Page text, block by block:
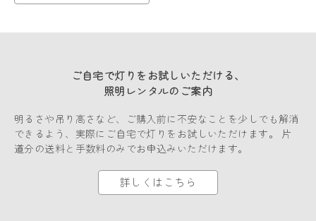
ご自宅で灯りをお試しいただける、
照明レンタルのご案内
明るさや吊り高さなど、ご購入前に不安なことを少しでも解消
できるよう、実際にご自宅で灯りをお試しいただけます。 片
道分の送料と手数料のみでお申込みいただけます。
詳しくはこちら